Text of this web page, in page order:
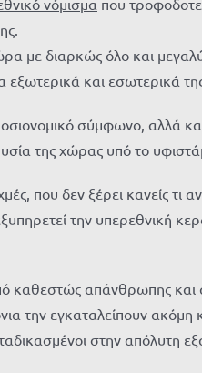
νόμισμα που
διαρκώς όλο και
και εσωτερικά
σύμφωνο, αλλά και
της χώρας υπό το
που δεν ξέρει κανείς τι
την υπερεθνική
απάνθρωπης και
την εγκαταλείπουν ακόμη
στην απόλυτη